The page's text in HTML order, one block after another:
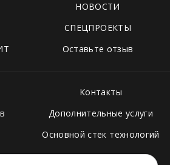
НОВОСТИ
СПЕЦПРОЕКТЫ
Оставьте отзыв
Контакты
Дополнительные услуги
Основной стек технологий